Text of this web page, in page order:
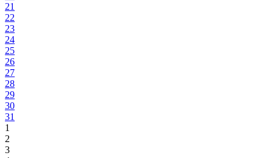
21
22
23
24
25
26
27
28
29
30
31
1
2
3